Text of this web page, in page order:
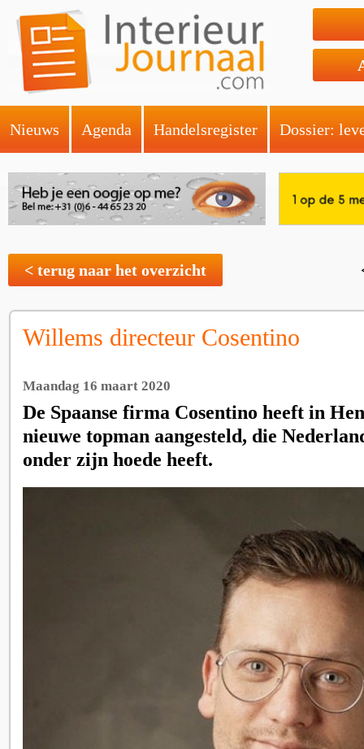
Nieuws Agenda Handelsregister Dossier:
< terug naar het overzicht
Willems directeur Cosentino
Maandag 16 maart 2020
De Spaanse firma Cosentino heeft in
nieuwe topman aangesteld, die
onder zijn hoede heeft.